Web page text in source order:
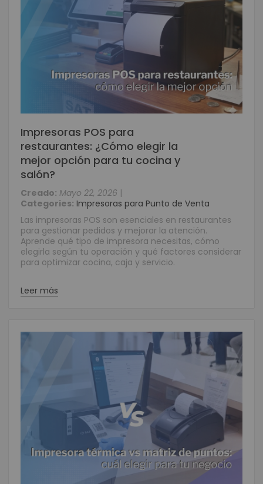
Impresoras POS para
restaurantes: ¿Cómo elegir la
mejor opción para tu cocina y
salón?
Creado: Mayo 22, 2026 |
Categories: Impresoras para Punto de Venta
Las impresoras POS son esenciales en restaurantes
para gestionar pedidos y mejorar la atención.
Aprende qué tipo de impresora necesitas, cómo
elegirla según tu operación y qué factores considerar
para optimizar cocina, caja y servicio.
Leer más